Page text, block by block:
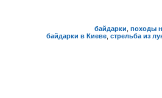
байдарки походы
байдарки в Киеве, стрельба из